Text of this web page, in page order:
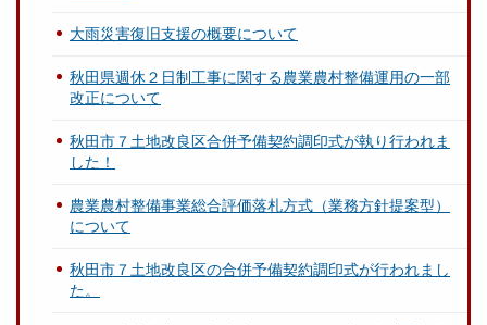
大雨災害復旧支援の概要について
秋田県週休２日制工事に関する農業農村整備運用の一部
改正について
秋田市７土地改良区合併予備契約調印式が執り行われま
した！
農業農村整備事業総合評価落札方式（業務方針提案型）
について
秋田市７土地改良区の合併予備契約調印式が行われまし
た。